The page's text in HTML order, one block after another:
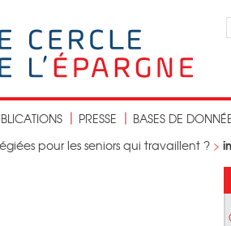
PRESSE
BASES DE
pour les seniors qui travaillent ? >